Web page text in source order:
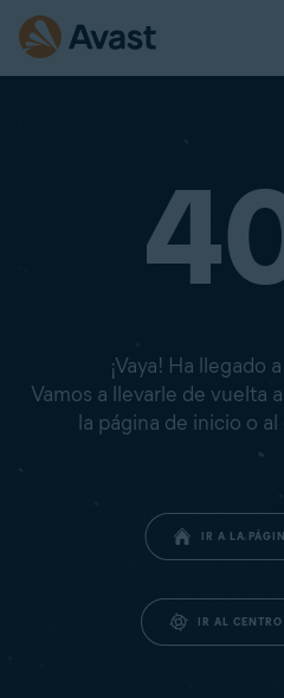
¡Vaya! Ha llegado
Vamos a llevarle de vuelta
la página de inicio o
IR A LA
IR AL CENTRO